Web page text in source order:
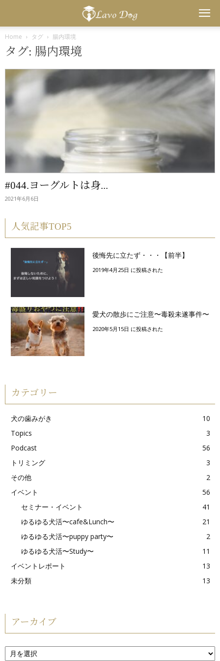
Dog
Home タグ 腸内環境
タグ: 腸内環境
#044.ヨーグルトは身...
2021年6月6日
人気記事TOP5
後悔先に立たず・・・【前半】
2019年4月25日 に投稿された
愛犬の散歩にご注意〜毒殺未遂事件〜
2020年5月15日 に投稿された
カテゴリー
犬の歯みがき
10
Topics
3
Podcast
56
トリミング
3
その他
2
イベント
56
セミナー・イベント
41
ゆるゆる犬活〜cafe&Lunch〜
21
ゆるゆる犬活〜puppy party〜
2
ゆるゆる犬活〜Study〜
11
イベントレポート
13
未分類
13
アーカイブ
ア
ー